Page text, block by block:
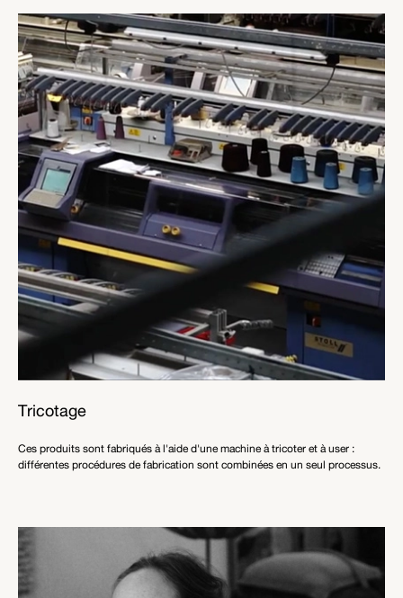
Tricotage
Ces produits sont fabriqués à l'aide d'une machine à tricoter et à user :
différentes procédures de fabrication sont combinées en un seul processus.